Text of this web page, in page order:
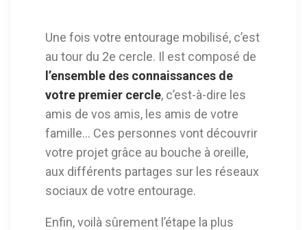
Une fois votre entourage mobilisé, c’est
au tour du 2e cercle. Il est composé de
l’ensemble des connaissances de
votre premier cercle, c’est-à-dire les
amis de vos amis, les amis de votre
famille… Ces personnes vont découvrir
votre projet grâce au bouche à oreille,
aux différents partages sur les réseaux
sociaux de votre entourage.
Enfin, voilà sûrement l’étape la plus